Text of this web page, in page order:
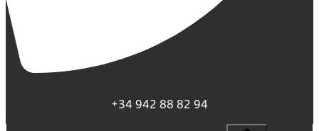
+34 942 88 82 94